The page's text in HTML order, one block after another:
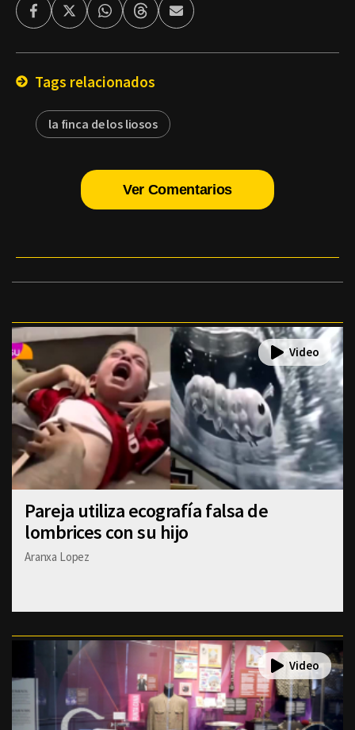
FacebookTwitterWhatsappThreadsEnviar
por
Tags relacionados
la finca de los liosos
Ver Comentarios
Pareja utiliza ecografía falsa de
lombrices con su hijo
Aranxa Lopez